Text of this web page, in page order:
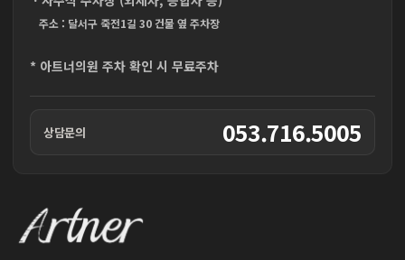
주소 : 달서구 죽전1길 30 건물 옆 주차장
* 아트너의원 주차 확인 시 무료주차
상담문의 053.716.5005